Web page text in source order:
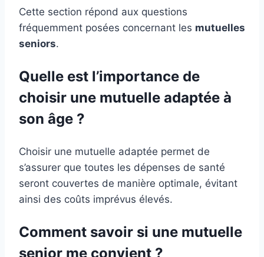
Cette section répond aux questions
fréquemment posées concernant les mutuelles
seniors.
Quelle est l’importance de
choisir une mutuelle adaptée à
son âge ?
Choisir une mutuelle adaptée permet de
s’assurer que toutes les dépenses de santé
seront couvertes de manière optimale, évitant
ainsi des coûts imprévus élevés.
Comment savoir si une mutuelle
senior me convient ?